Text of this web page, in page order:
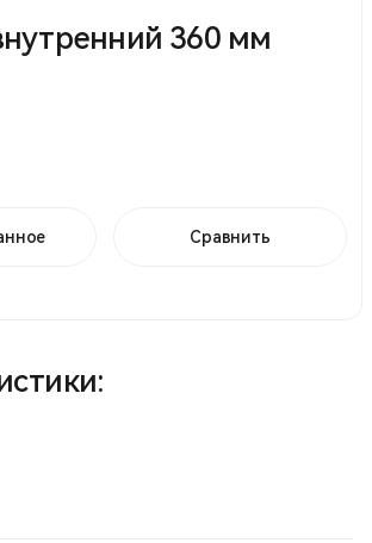
360 мм
Сравнить